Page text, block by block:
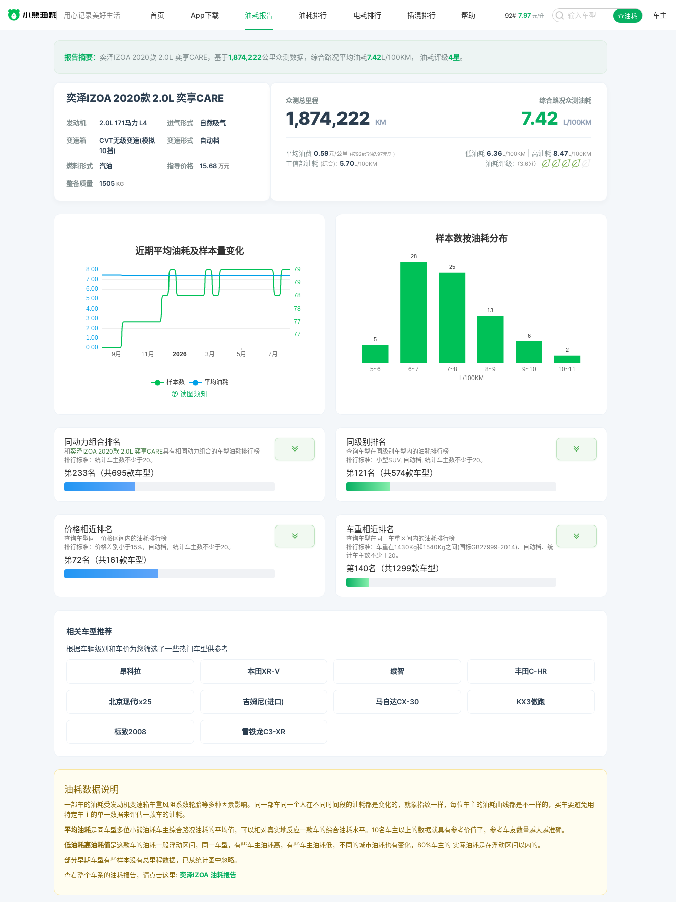
用心记录美好生活 92# 7.97 元/升 查油耗 车主
首页 App下载 油耗报告 油耗排行 电耗排行 插混排行 帮助
报告摘要： 奕泽IZOA 2020款 2.0L 奕享CARE，基于1,874,222公里众测数据，综合路况平均油耗7.42L/100KM， 油耗评级4星。
奕泽IZOA 2020款 2.0L 奕享CARE
发动机 2.0L 171马力 L4 进气形式 自然吸气
变速箱
CVT无级变速(模拟
10挡)
变速形式 自动档
燃料形式 汽油 指导价格 15.68 万元
整备质量 1505 KG
众测总里程
1,874,222 KM
综合路况众测油耗
7.42 L/100KM
平均油费 0.59元/公里 (按92#汽油7.97元/升)
工信部油耗 (综合): 5.70L/100KM
低油耗 6.36L/100KM | 高油耗 8.47L/100KM
油耗评级: （3.6分）
读图须知
同动力组合排名
和奕泽IZOA 2020款 2.0L 奕享CARE具有相同动力组合的车型油耗排行榜
排行标准：统计车主数不少于20。
第233名（共695款车型）
同级别排名
查询车型在同级别车型内的油耗排行榜
排行标准：小型SUV, 自动档, 统计车主数不少于20。
第121名（共574款车型）
价格相近排名
查询车型同一价格区间内的油耗排行榜
排行标准：价格差别小于15%，自动档，统计车主数不少于20。
第72名（共161款车型）
车重相近排名
查询车型在同一车重区间内的油耗排行榜
排行标准：车重在1430Kg和1540Kg之间(国标GB27999-2014)、自动档、统
计车主数不少于20。
第140名（共1299款车型）
相关车型推荐
根据车辆级别和车价为您筛选了一些热门车型供参考
昂科拉 本田XR-V 缤智 丰田C-HR
北京现代ix25 吉姆尼(进口) 马自达CX-30 KX3傲跑
标致2008 雪铁龙C3-XR
油耗数据说明
一部车的油耗受发动机变速箱车重风阻系数轮胎等多种因素影响。同一部车同一个人在不同时间段的油耗都是变化的，就象指纹一样，每位车主的油耗曲线都是不一样的，买车要避免用
特定车主的单一数据来评估一款车的油耗。
平均油耗是同车型多位小熊油耗车主综合路况油耗的平均值，可以相对真实地反应一款车的综合油耗水平。10名车主以上的数据就具有参考价值了，参考车友数量越大越准确。
低油耗高油耗值是这款车的油耗一般浮动区间，同一车型，有些车主油耗高，有些车主油耗低，不同的城市油耗也有变化，80%车主的 实际油耗是在浮动区间以内的。
部分早期车型有些样本没有总里程数据，已从统计图中忽略。
查看整个车系的油耗报告，请点击这里: 奕泽IZOA 油耗报告